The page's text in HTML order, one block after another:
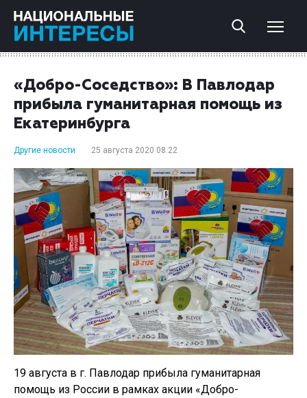
«Добро-Соседство»: В Павлодар
прибыла гуманитарная помощь из
Екатеринбурга
Другие новости 25 августа 2020 08:22
19 августа в г. Павлодар прибыла гуманитарная
помощь из России в рамках акции «Добро-